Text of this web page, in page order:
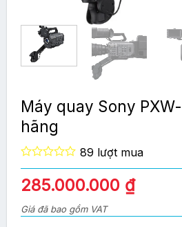
Máy quay Sony
hãng
0
out
of
89 lượt mua
285.000.000 ₫
Giá đã bao gồm VAT